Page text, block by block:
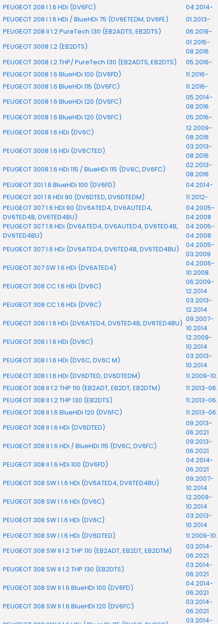
PEUGEOT 208 I 1.6 HDi (DV6FC)
04.2014-
PEUGEOT 208 I 1.6 HDi / BlueHDi 75 (DV6ETEDM, DV6FE)
01.2013-
PEUGEOT 208 II 1.2 PureTech 130 (EB2ADTS, EB2DTS)
06.2019-
PEUGEOT 3008 1.2 (EB2DTS)
01.2015-
08.2016
PEUGEOT 3008 1.2 THP/ PureTech 130 (EB2ADTS, EB2DTS)
05.2016-
PEUGEOT 3008 1.6 BlueHDi 100 (DV6FD)
11.2016-
PEUGEOT 3008 1.6 BlueHDi 115 (DV6FC)
11.2016-
PEUGEOT 3008 1.6 BlueHDi 120 (DV6FC)
05.2014-
08.2016
PEUGEOT 3008 1.6 BlueHDi 120 (DV6FC)
05.2016-
PEUGEOT 3008 1.6 HDi (DV6C)
12.2009-
08.2016
PEUGEOT 3008 1.6 HDi (DV6CTED)
03.2013-
08.2016
PEUGEOT 3008 1.6 HDi 115 / BlueHDi 115 (DV6C, DV6FC)
02.2013-
08.2016
PEUGEOT 301 1.6 BlueHDi 100 (DV6FD)
04.2014-
PEUGEOT 301 1.6 HDI 90 (DV6DTED, DV6DTEDM)
11.2012-
PEUGEOT 307 1.6 HDI 90 (DV6ATED4, DV6AUTED4,
DV6TED4B, DV6TED4BU)
04.2005-
04.2008
PEUGEOT 307 1.6 HDi (DV6ATED4, DV6AUTED4, DV6TED4B,
DV6TED4BU)
04.2005-
04.2008
PEUGEOT 307 1.6 HDi (DV6ATED4, DV6TED4B, DV6TED4BU)
04.2005-
03.2009
PEUGEOT 307 SW 1.6 HDi (DV6ATED4)
04.2006-
10.2008
PEUGEOT 308 CC 1.6 HDi (DV6C)
06.2009-
12.2014
PEUGEOT 308 CC 1.6 HDi (DV6C)
03.2013-
12.2014
PEUGEOT 308 I 1.6 HDi (DV6ATED4, DV6TED4B, DV6TED4BU) 09.2007-
10.2014
PEUGEOT 308 I 1.6 HDi (DV6C)
12.2009-
10.2014
PEUGEOT 308 I 1.6 HDi (DV6C, DV6C M)
03.2013-
10.2014
PEUGEOT 308 I 1.6 HDi (DV6DTED, DV6DTEDM)
11.2009-
PEUGEOT 308 II 1.2 THP 110 (EB2ADT, EB2DT, EB2DTM)
11.2013-
PEUGEOT 308 II 1.2 THP 130 (EB2DTS)
11.2013-
PEUGEOT 308 II 1.6 BlueHDi 120 (DV6FC)
11.2013-
PEUGEOT 308 II 1.6 HDi (DV6DTED)
09.2013-
06.2021
PEUGEOT 308 II 1.6 HDi / BlueHDi 115 (DV6C, DV6FC)
09.2013-
06.2021
PEUGEOT 308 II 1.6 HDi 100 (DV6FD)
04.2014-
06.2021
PEUGEOT 308 SW I 1.6 HDi (DV6ATED4, DV6TED4BU)
09.2007-
10.2014
PEUGEOT 308 SW I 1.6 HDi (DV6C)
12.2009-
10.2014
PEUGEOT 308 SW I 1.6 HDi (DV6C)
03.2013-
10.2014
PEUGEOT 308 SW I 1.6 HDi (DV6DTED)
11.2009-
PEUGEOT 308 SW II 1.2 THP 110 (EB2ADT, EB2DT, EB2DTM)
03.2014-
06.2021
PEUGEOT 308 SW II 1.2 THP 130 (EB2DTS)
03.2014-
06.2021
PEUGEOT 308 SW II 1.6 BlueHDi 100 (DV6FD)
04.2014-
06.2021
PEUGEOT 308 SW II 1.6 BlueHDi 120 (DV6FC)
03.2014-
06.2021
03.2014-